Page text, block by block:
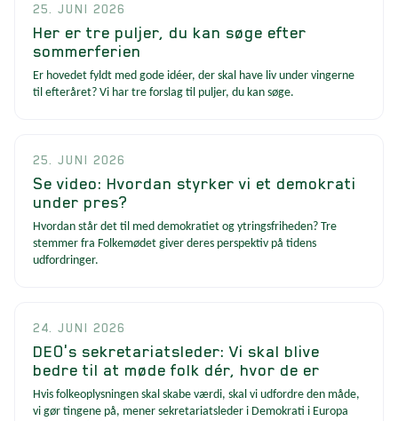
25. JUNI 2026
Her er tre puljer, du kan søge efter
sommerferien
Er hovedet fyldt med gode idéer, der skal have liv under vingerne
til efteråret? Vi har tre forslag til puljer, du kan søge.
25. JUNI 2026
Se video: Hvordan styrker vi et demokrati
under pres?
Hvordan står det til med demokratiet og ytringsfriheden? Tre
stemmer fra Folkemødet giver deres perspektiv på tidens
udfordringer.
24. JUNI 2026
DEO's sekretariatsleder: Vi skal blive
bedre til at møde folk dér, hvor de er
Hvis folkeoplysningen skal skabe værdi, skal vi udfordre den måde,
vi gør tingene på, mener sekretariatsleder i Demokrati i Europa